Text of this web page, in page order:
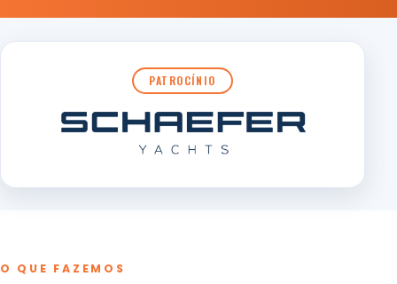
PATROCÍNIO
O QUE FAZEMOS